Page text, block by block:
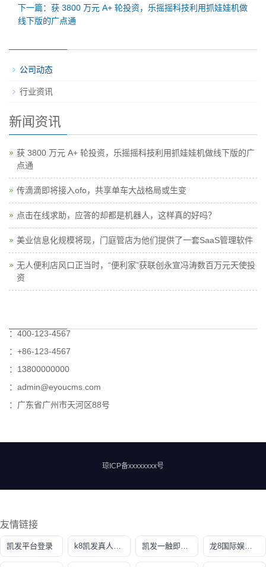
下一篇：获 3800 万元 A+ 轮投资，乐摇摇科技利用抓娃娃机做
线下版的广点通
公司动态
行业资讯
新闻资讯
获 3800 万元 A+ 轮投资，乐摇摇科技利用抓娃娃机做线下版的广
点通
传滴滴即将接入ofo，共享单车大战格局或生变
点击在线求助，应答的却都是机器人，这样真的好吗？
美业信息化规模将现，门庭管店为他们提供了一套SaaS管理软件
无人便利店风口正当时，“便利家”获联创永宣冯涛数百万元天使投
资
：400-123-4567
：+86-123-4567
：13800000000
：admin@eyoucms.com
：广东省广州市天河区88号
琼ICP备xxxxxxxx号
友情链接
凯发平台登录 k8凯发真人娱乐手机首页 凯发一触即发官方网站 龙8国际娱乐官网